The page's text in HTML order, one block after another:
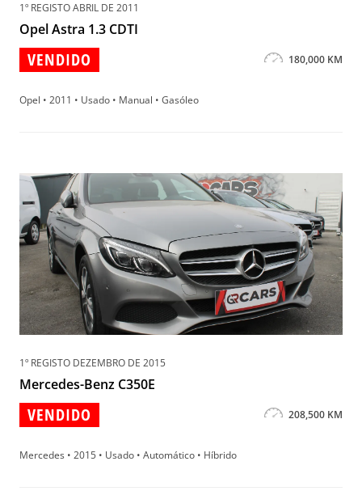
1º REGISTO ABRIL DE 2011
Opel Astra 1.3 CDTI
VENDIDO 180,000 KM
Opel • 2011 • Usado • Manual • Gasóleo
1º REGISTO DEZEMBRO DE 2015
Mercedes-Benz C350E
VENDIDO 208,500 KM
Mercedes • 2015 • Usado • Automático • Híbrido